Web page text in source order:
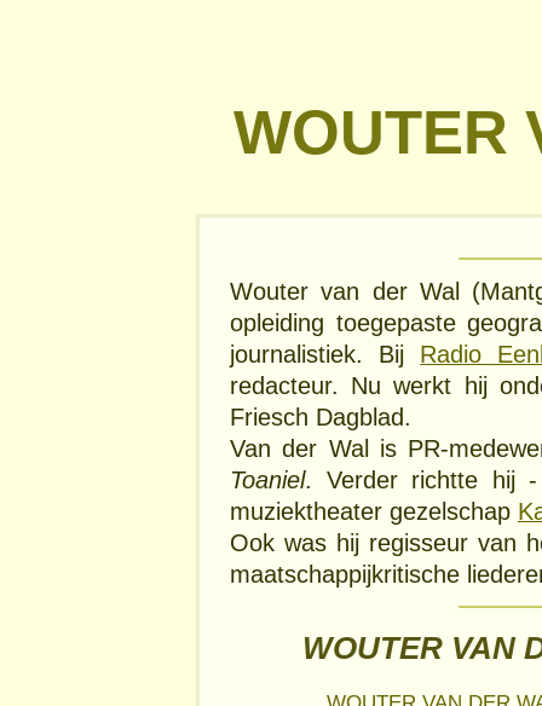
WOUTER
Wouter van der Wal
opleiding toegepaste
journalistiek. Bij Radio
redacteur. Nu werkt hij
Friesch Dagblad.
Van der Wal is PR-
Toaniel. Verder richtte hij
muziektheater gezelschap
Ook was hij regisseur van
maatschappijkritische
WOUTER VAN